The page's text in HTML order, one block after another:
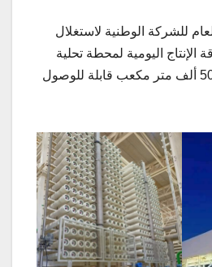
للشركة الوطنية لاستغلال
الإنتاج اليومية لمحطة تحلية
مياه البحر بالزارات بـ 50 ألف متر مكعب قابلة للوصول